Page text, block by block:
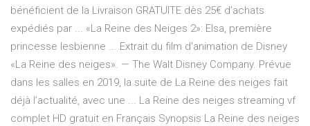
bénéficient de la Livraison GRATUITE dès 25€ d’achats
expédiés par ... «La Reine des Neiges 2»: Elsa, première
princesse lesbienne ... Extrait du film d'animation de Disney
«La Reine des neiges». — The Walt Disney Company. Prévue
dans les salles en 2019, la suite de La Reine des neiges fait
déjà l’actualité, avec une ... La Reine des neiges streaming vf
complet HD gratuit en Français Synopsis La Reine des neiges